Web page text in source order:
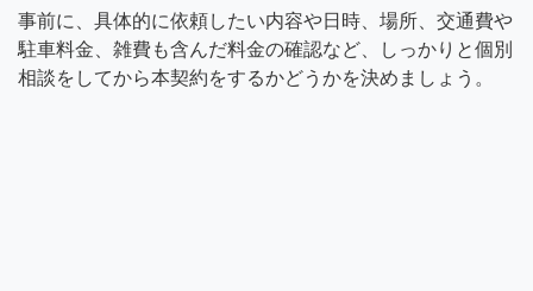
事前に、具体的に依頼したい内容や日時、場所、交通費や
駐車料金、雑費も含んだ料金の確認など、しっかりと個別
相談をしてから本契約をするかどうかを決めましょう。